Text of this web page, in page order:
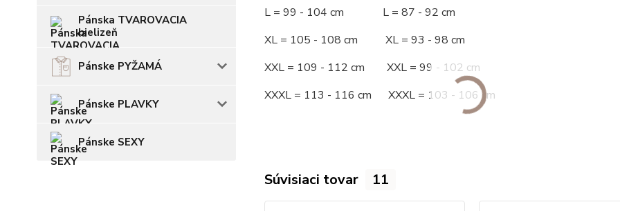
Pánska TVAROVACIA
bielizeň
Pánske PYŽAMÁ
Pánske PLAVKY
Pánske SEXY
L = 99 - 104 cm L = 87 - 92 cm
XL = 105 - 108 cm XL = 93 - 98 cm
XXL = 109 - 112 cm XXL = 99 - 102 cm
XXXL = 113 - 116 cm XXXL = 103 - 106 cm
Súvisiaci tovar 11